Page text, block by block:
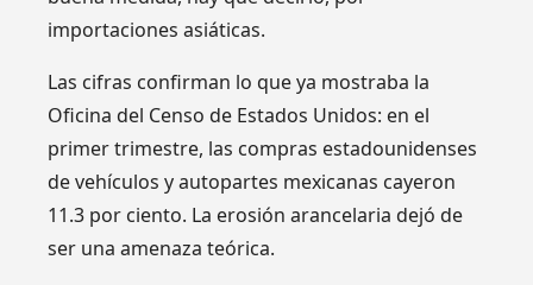
importaciones asiáticas.
Las cifras confirman lo que ya mostraba la
Oficina del Censo de Estados Unidos: en el
primer trimestre, las compras estadounidenses
de vehículos y autopartes mexicanas cayeron
11.3 por ciento. La erosión arancelaria dejó de
ser una amenaza teórica.